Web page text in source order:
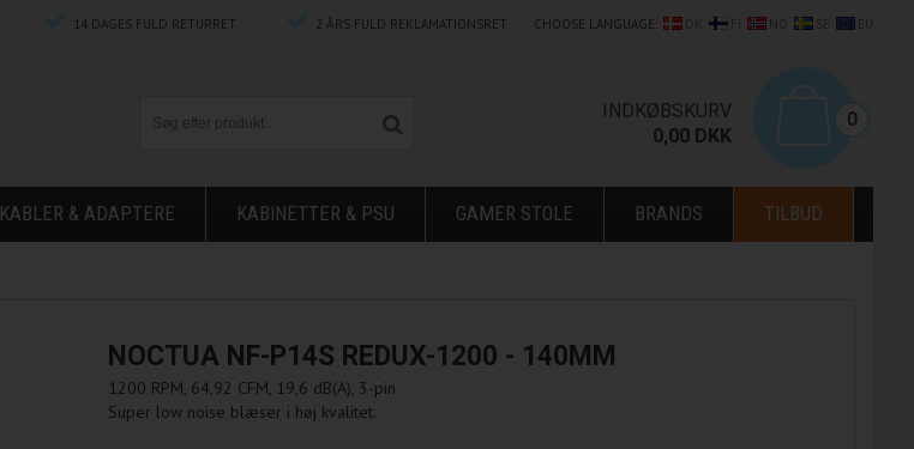
14 DAGES FULD RETURRET 2 ÅRS FULD REKLAMATIONSRET CHOOSE LANGUAGE:
INDKØBSKURV 0
0,00 DKK
KABLER & ADAPTERE KABINETTER & PSU GAMER STOLE BRANDS TILBUD
NOCTUA NF-P14S REDUX-1200 - 140MM
1200 RPM, 64,92 CFM, 19,6 dB(A), 3-pin
Super low noise blæser i høj kvalitet.